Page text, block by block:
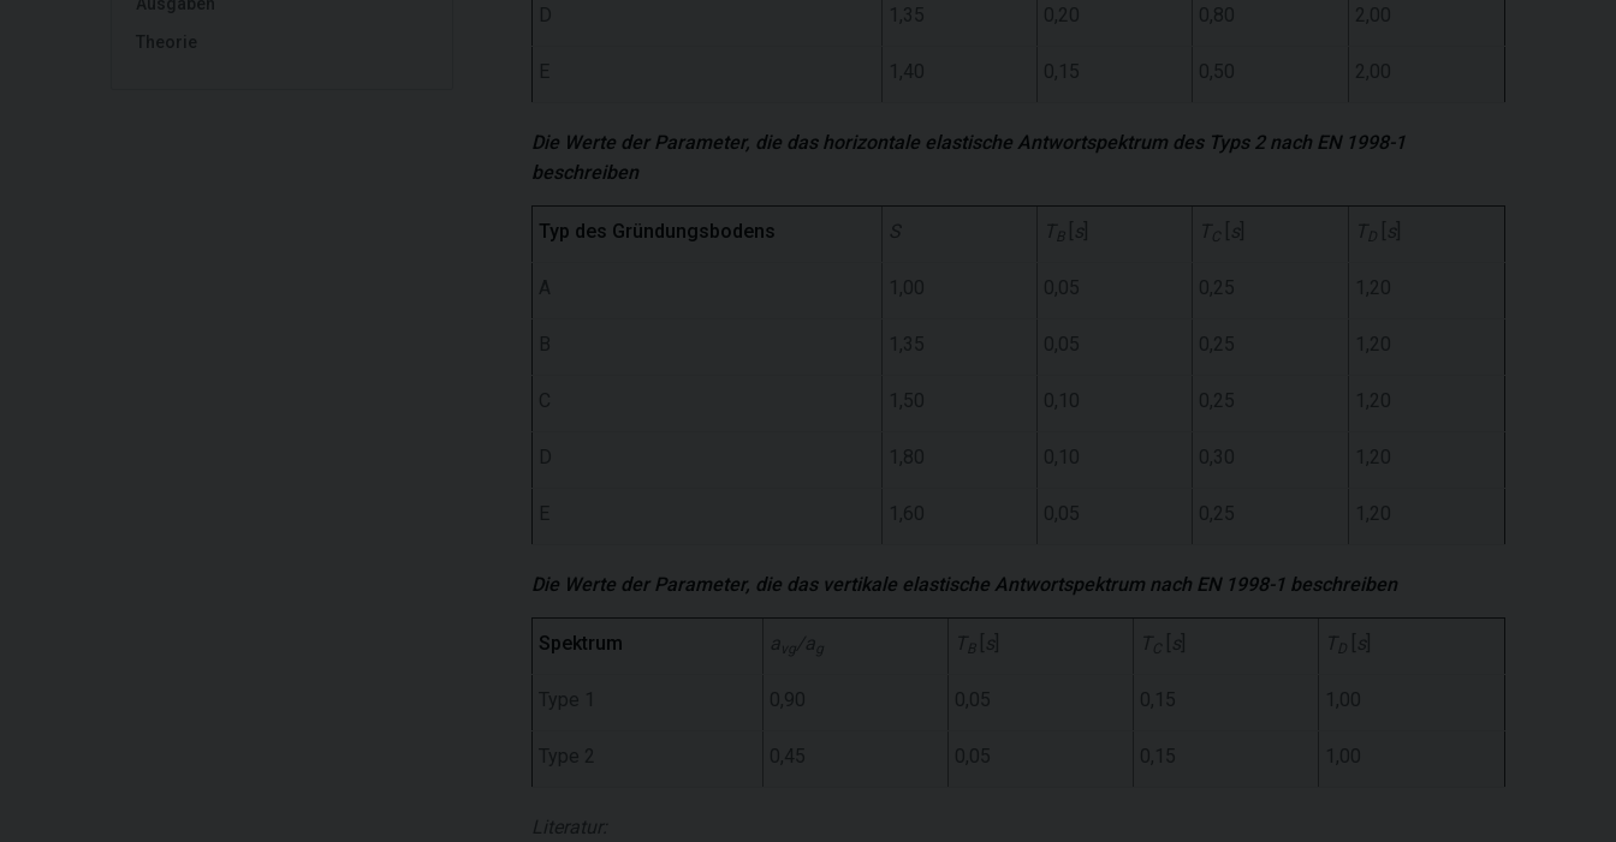
Theorie
D 1,35 0,20 0,80 2,00
E 1,40 0,15 0,50 2,00
Die Werte der Parameter, die das horizontale elastische Antwortspektrum des Typs 2 nach EN 1998-1
beschreiben
Typ des Gründungsbodens S TB[ s T s TD s
A 1,00 0,05 0,25 1,20
B 1,35 0,05 0,25 1,20
C 1,50 0,10 0,25 1,20
D 1,80 0,10 0,30 1,20
E 1,60 0,05 0,25 1,20
Die Werte der Parameter, die das vertikale elastische Antwortspektrum nach EN 1998-1 beschreiben
Spektrum avg /a g TB[ s T s TD s
Type 1 0,90 0,05 0,15 1,00
Type 2 0,45 0,05 0,15 1,00
Literatur: